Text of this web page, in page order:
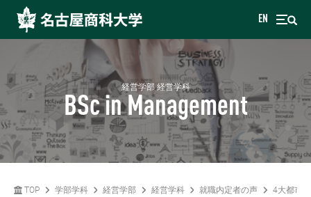
EN
経営学部 経営学科
BSc in Management
TOP 学部学科 経営学部 経営学科 就職内定者の声 4大都市